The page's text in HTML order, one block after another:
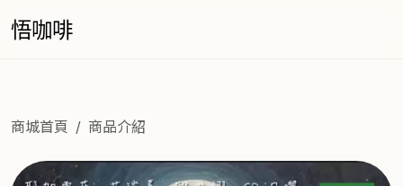
悟咖啡
商城首頁 商品介紹